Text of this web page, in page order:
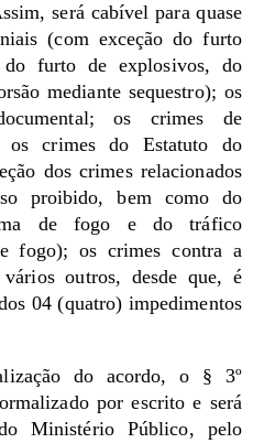
será cabível para quase
(com exceção do furto
furto de explosivos, do
mediante sequestro); os
os crimes de
os crimes do Estatuto do
dos crimes relacionados
proibido, bem como do
de fogo e do tráfico
fogo); os crimes contra a
outros, desde que, é
04 (quatro) impedimentos
do acordo, o § 3º
por escrito e será
Ministério Público, pelo